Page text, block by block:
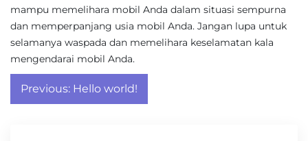
mampu memelihara mobil Anda dalam situasi sempurna
dan memperpanjang usia mobil Anda. Jangan lupa untuk
selamanya waspada dan memelihara keselamatan kala
mengendarai mobil Anda.
Post
navigation
Previous: Hello world!